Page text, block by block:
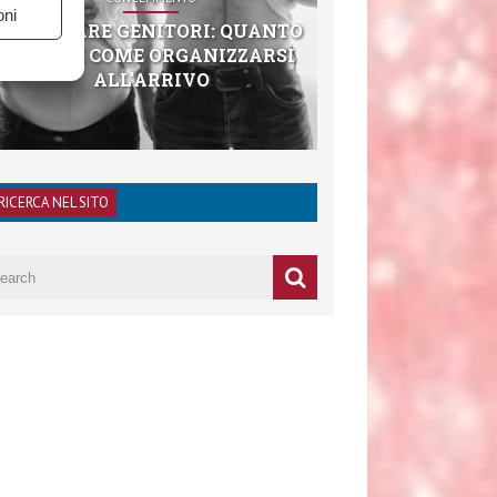
DIVENTARE GENITORI: QUANTO
COSTA E COME ORGANIZZARSI
ALL’ARRIVO
NEL SITO